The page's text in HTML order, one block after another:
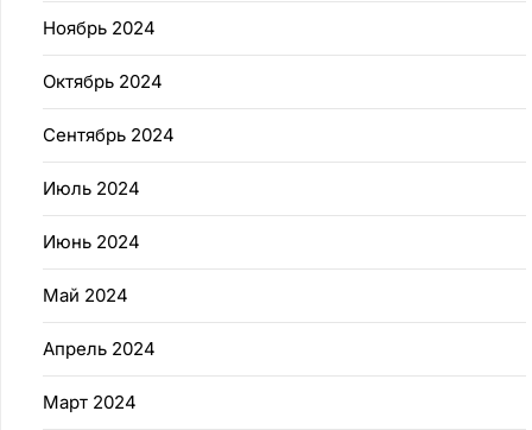
Ноябрь 2024
Октябрь 2024
Сентябрь 2024
Июль 2024
Июнь 2024
Май 2024
Апрель 2024
Март 2024